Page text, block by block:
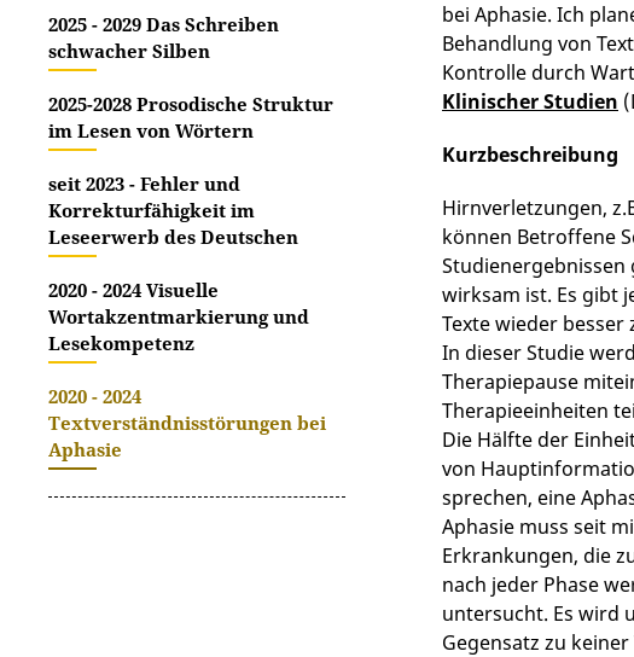
2025 - 2029 Das Schreiben
schwacher Silben
2025-2028 Prosodische Struktur
im Lesen von Wörtern
seit 2023 - Fehler und
Korrekturfähigkeit im
Leseerwerb des Deutschen
2020 - 2024 Visuelle
Wortakzentmarkierung und
Lesekompetenz
2020 - 2024
Textverständnisstörungen bei
Aphasie
bei Aphasie. Ich
Behandlung von
Kontrolle durch
Klinischer Studien
Kurzbeschreibung
Hirnverletzungen,
können Betroffene
wirksam ist. Es gibt
Texte wieder besser
In dieser Studie
Therapiepause
Therapieeinheiten
Die Hälfte der
von
sprechen, eine
Aphasie muss seit
Erkrankungen, die
nach jeder Phase
untersucht. Es wird
Gegensatz zu